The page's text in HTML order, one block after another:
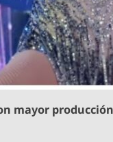
mayor